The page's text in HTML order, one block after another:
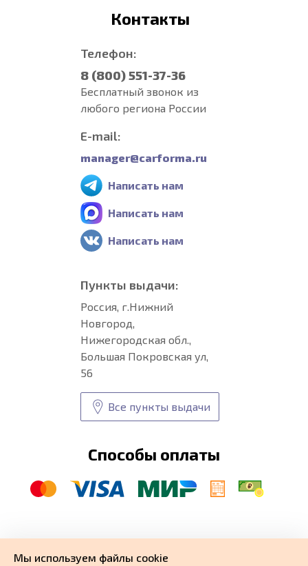
Контакты
Телефон:
8 (800) 551-37-36
Бесплатный звонок из
любого региона России
E-mail:
manager@carforma.ru
Написать нам
Написать нам
Написать нам
Пункты выдачи:
Россия, г.Нижний
Новгород,
Нижегородская обл.,
Большая Покровская ул,
56
Все пункты выдачи
Способы оплаты
автоковрики
Мы используем файлы cookie